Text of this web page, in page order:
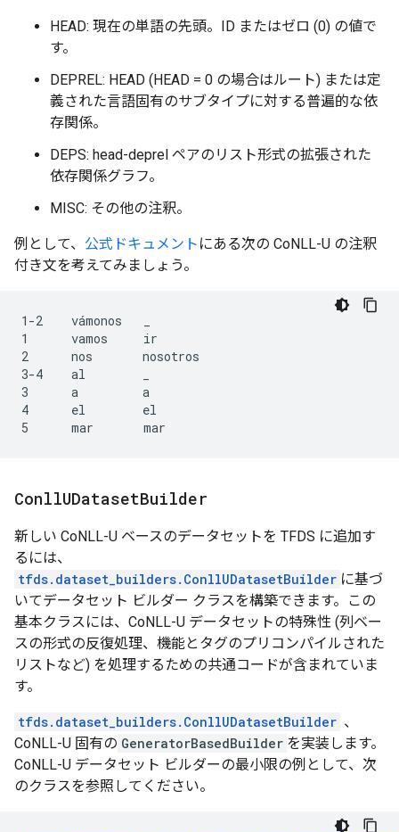
HEAD: 現在の単語の先頭。ID またはゼロ (0) の値で
す。
DEPREL: HEAD (HEAD = 0 の場合はルート) または定
義された言語固有のサブタイプに対する普遍的な依
存関係。
DEPS: head-deprel ペアのリスト形式の拡張された
依存関係グラフ。
MISC: その他の注釈。
例として、 公式ドキュメント にある次の CoNLL-U の注釈
付き文を考えてみましょう。
1-2    vámonos   _
1      vamos     ir
2      nos       nosotros
3-4    al        _
3      a         a
4      el        el
ConllUDatasetBuilder
新しい CoNLL-U ベースのデータセットを TFDS に追加す
るには、
tfds.dataset_builders.ConllUDatasetBuilder に基づ
いてデータセット ビルダー クラスを構築できます。この
基本クラスには、CoNLL-U データセットの特殊性 (列ベー
スの形式の反復処理、機能とタグのプリコンパイルされた
リストなど) を処理するための共通コードが含まれていま
す。
tfds.dataset_builders.ConllUDatasetBuilder 、
CoNLL-U 固有の GeneratorBasedBuilder を実装します。
CoNLL-U データセット ビルダーの最小限の例として、次
のクラスを参照してください。